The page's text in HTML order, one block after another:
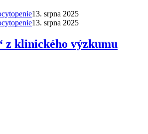
13. srpna 2025
13. srpna 2025
z klinického výzkumu